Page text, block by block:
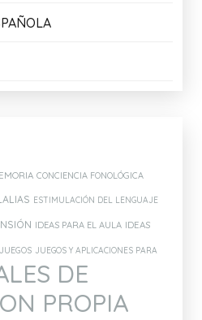
CONCIENCIA FONOLÓGICA
ESTIMULACIÓN DEL LENGUAJE
IDEAS PARA EL AULA IDEAS
JUEGOS JUEGOS Y APLICACIONES PARA
DE
PROPIA